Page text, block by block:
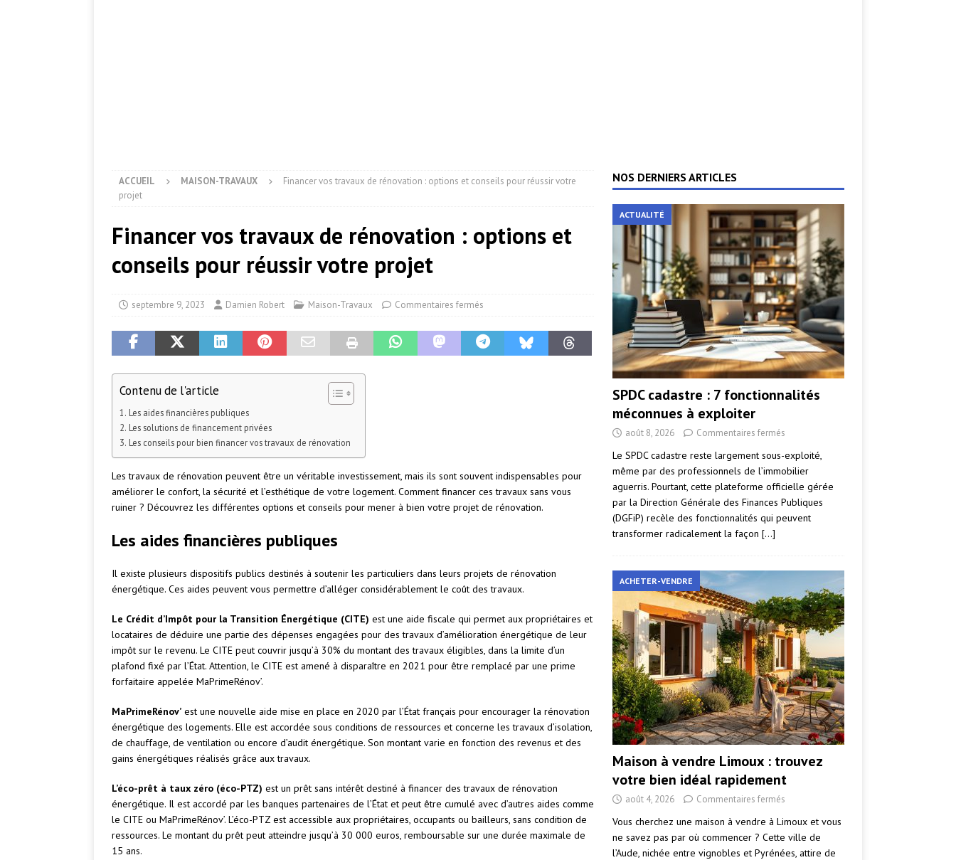
ACCUEIL MAISON-TRAVAUX
Financer vos travaux de rénovation : options et conseils pour réussir votre
projet
Financer vos travaux de rénovation : options et
conseils pour réussir votre projet
septembre 9, 2023 Damien Robert Maison-Travaux Commentaires fermés
Contenu de l'article
Les aides financières publiques
Les solutions de financement privées
Les conseils pour bien financer vos travaux de rénovation
Les travaux de rénovation peuvent être un véritable investissement, mais ils sont souvent indispensables pour
améliorer le confort, la sécurité et l’esthétique de votre logement. Comment financer ces travaux sans vous
ruiner ? Découvrez les différentes options et conseils pour mener à bien votre projet de rénovation.
Les aides financières publiques
Il existe plusieurs dispositifs publics destinés à soutenir les particuliers dans leurs projets de rénovation
énergétique. Ces aides peuvent vous permettre d’alléger considérablement le coût des travaux.
Le Crédit d’Impôt pour la Transition Énergétique (CITE) est une aide fiscale qui permet aux propriétaires et
locataires de déduire une partie des dépenses engagées pour des travaux d’amélioration énergétique de leur
impôt sur le revenu. Le CITE peut couvrir jusqu’à 30% du montant des travaux éligibles, dans la limite d’un
plafond fixé par l’État. Attention, le CITE est amené à disparaître en 2021 pour être remplacé par une prime
forfaitaire appelée MaPrimeRénov’.
MaPrimeRénov’ est une nouvelle aide mise en place en 2020 par l’État français pour encourager la rénovation
énergétique des logements. Elle est accordée sous conditions de ressources et concerne les travaux d’isolation,
de chauffage, de ventilation ou encore d’audit énergétique. Son montant varie en fonction des revenus et des
gains énergétiques réalisés grâce aux travaux.
L’éco-prêt à taux zéro (éco-PTZ) est un prêt sans intérêt destiné à financer des travaux de rénovation
énergétique. Il est accordé par les banques partenaires de l’État et peut être cumulé avec d’autres aides comme
le CITE ou MaPrimeRénov’. L’éco-PTZ est accessible aux propriétaires, occupants ou bailleurs, sans condition de
ressources. Le montant du prêt peut atteindre jusqu’à 30 000 euros, remboursable sur une durée maximale de
15 ans.
NOS DERNIERS ARTICLES
ACTUALITÉ
SPDC cadastre : 7 fonctionnalités
méconnues à exploiter
août 8, 2026 Commentaires fermés
Le SPDC cadastre reste largement sous-exploité,
même par des professionnels de l’immobilier
aguerris. Pourtant, cette plateforme officielle gérée
par la Direction Générale des Finances Publiques
(DGFiP) recèle des fonctionnalités qui peuvent
transformer radicalement la façon […]
ACHETER-VENDRE
Maison à vendre Limoux : trouvez
votre bien idéal rapidement
août 4, 2026 Commentaires fermés
Vous cherchez une maison à vendre à Limoux et vous
ne savez pas par où commencer ? Cette ville de
l’Aude, nichée entre vignobles et Pyrénées, attire de